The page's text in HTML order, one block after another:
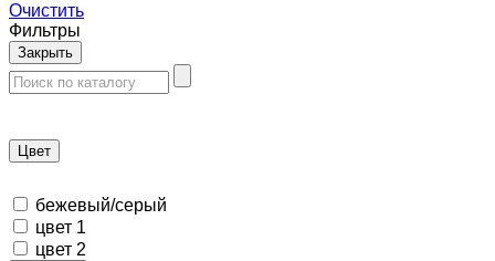
Очистить
Фильтры
Закрыть
Цвет
бежевый/серый
цвет 1
цвет 2